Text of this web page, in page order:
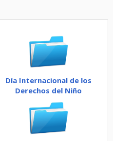
Día Internacional de los
Derechos del Niño